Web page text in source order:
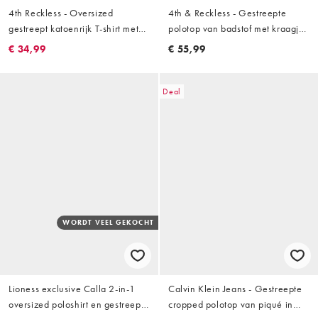
4th Reckless - Oversized
gestreept katoenrijk T-shirt met
ronde hals, lange mouwen en
€ 34,99
4th & Reckless - Gestreepte
polotop van badstof met kraagje
in zwart en wit, deel van co-ord
€ 55,99
WORDT VEEL GEKOCHT
Lioness exclusive Calla 2-in-1
oversized poloshirt en gestreept
Deal
Calvin Klein Jeans - Gestreepte
cropped polotop van piqué in